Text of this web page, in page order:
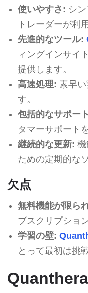
使いやすさ: シ
トレーダーが利
先進的なツール:
ィングインサイ
提供します。
高速処理: 素早
す。
包括的なサポー
タマーサポート
継続的な更新:
ための定期的な
欠点
無料機能が限ら
ブスクリプショ
学習の壁:
とって最初は挑